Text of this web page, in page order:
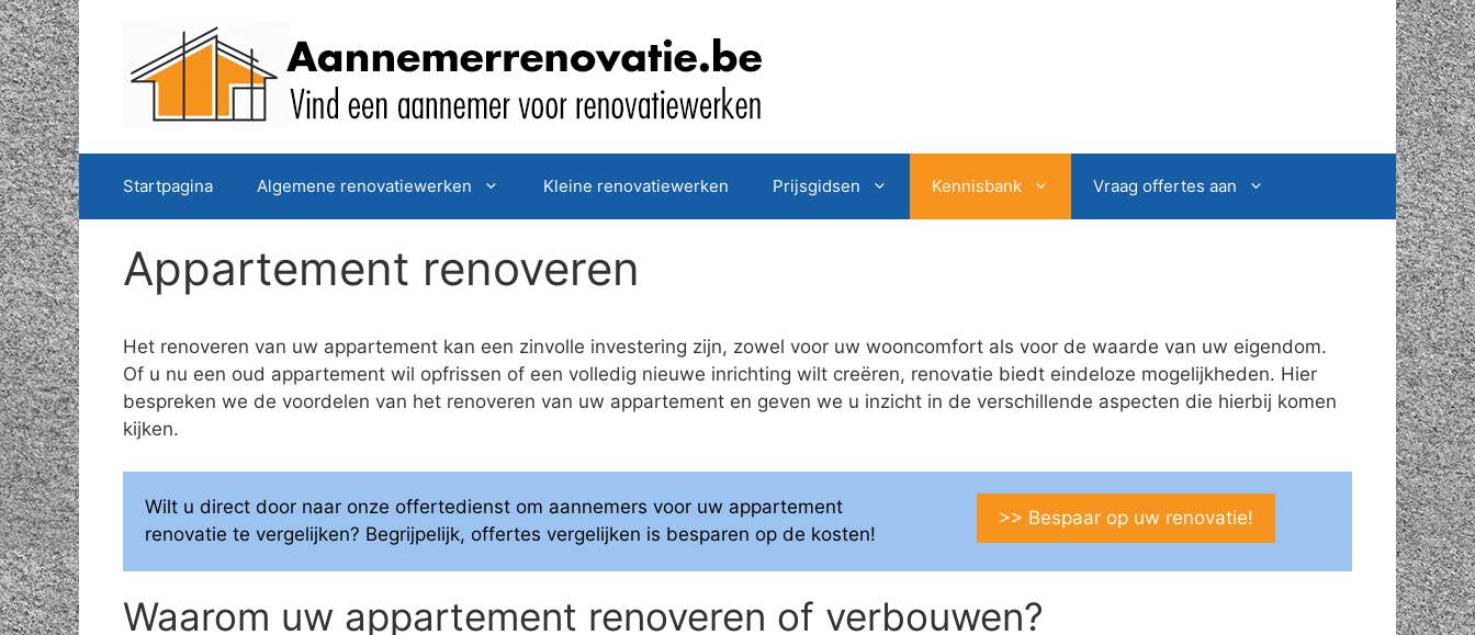
Spring
naar
de
inhoud
Startpagina Algemene renovatiewerken Kleine renovatiewerken Prijsgidsen Kennisbank Vraag offertes aan
Appartement renoveren
Het renoveren van uw appartement kan een zinvolle investering zijn, zowel voor uw wooncomfort als voor de waarde van uw eigendom.
Of u nu een oud appartement wil opfrissen of een volledig nieuwe inrichting wilt creëren, renovatie biedt eindeloze mogelijkheden. Hier
bespreken we de voordelen van het renoveren van uw appartement en geven we u inzicht in de verschillende aspecten die hierbij komen
kijken.
Wilt u direct door naar onze offertedienst om aannemers voor uw appartement
renovatie te vergelijken? Begrijpelijk, offertes vergelijken is besparen op de kosten!
>> Bespaar op uw renovatie!
Waarom uw appartement renoveren of verbouwen?